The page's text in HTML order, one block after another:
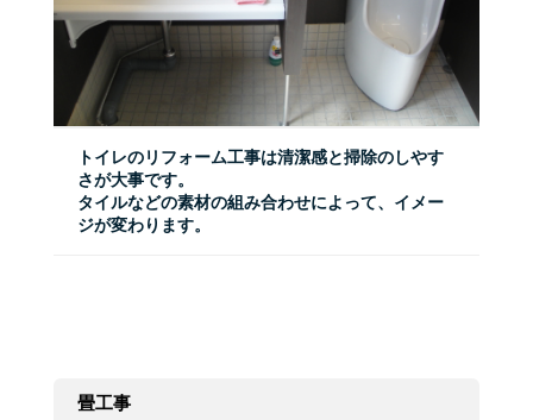
トイレのリフォーム工事は清潔感と掃除のしやす
さが大事です。
タイルなどの素材の組み合わせによって、イメー
ジが変わります。
畳工事